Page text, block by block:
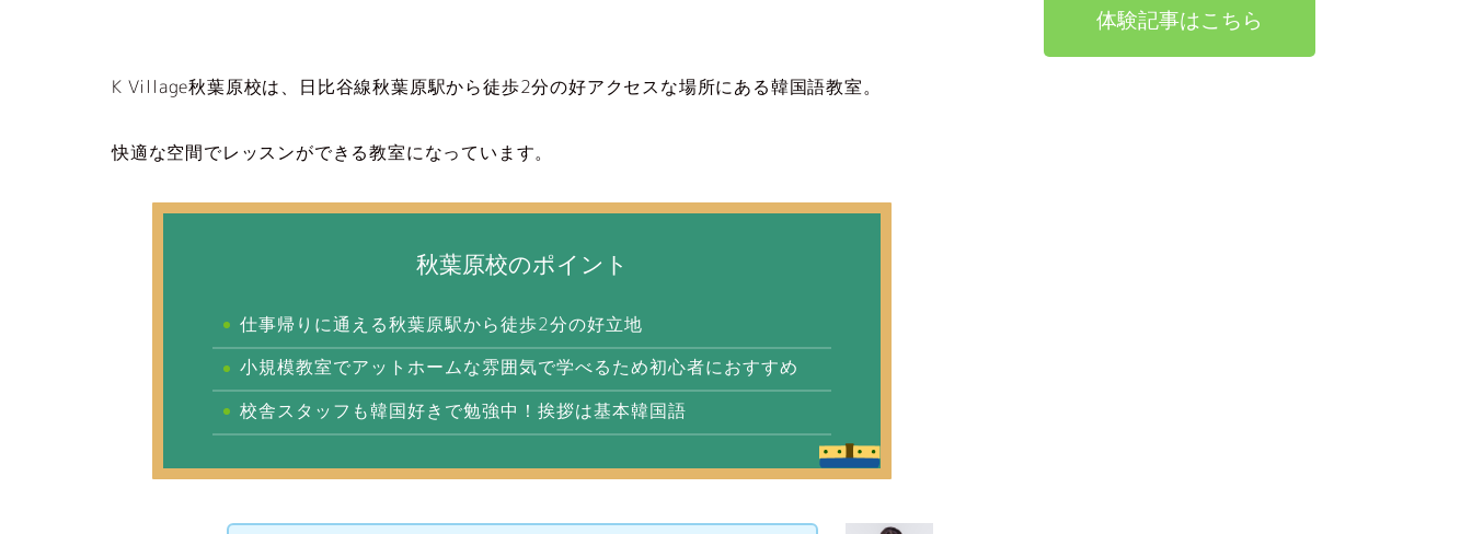
K Village秋葉原校は、日比谷線秋葉原駅から徒歩2分の好アクセスな場所にある韓国語教室。
快適な空間でレッスンができる教室になっています。
秋葉原校のポイント
仕事帰りに通える秋葉原駅から徒歩2分の好立地
小規模教室でアットホームな雰囲気で学べるため初心者におすすめ
校舎スタッフも韓国好きで勉強中！挨拶は基本韓国語
体験記事はこちら